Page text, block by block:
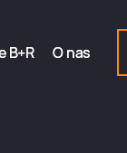
B+R O nas
B+R O nas